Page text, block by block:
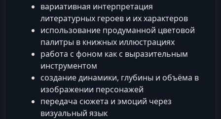
вариативная интерпретация
литературных героев и их характеров
использование продуманной цветовой
палитры в книжных иллюстрациях
работа с фоном как с выразительным
инструментом
создание динамики, глубины и объёма в
изображении персонажей
передача сюжета и эмоций через
визуальный язык